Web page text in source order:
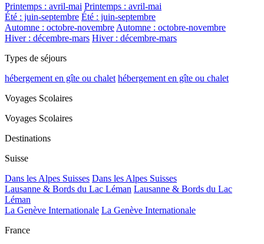
Printemps : avril-mai Printemps : avril-mai
Été : juin-septembre Été : juin-septembre
Automne : octobre-novembre Automne : octobre-novembre
Hiver : décembre-mars Hiver : décembre-mars
Types de séjours
hébergement en gîte ou chalet hébergement en gîte ou chalet
Voyages Scolaires
Voyages Scolaires
Destinations
Suisse
Dans les Alpes Suisses Dans les Alpes Suisses
Lausanne & Bords du Lac Léman Lausanne & Bords du Lac
Léman
La Genève Internationale La Genève Internationale
France